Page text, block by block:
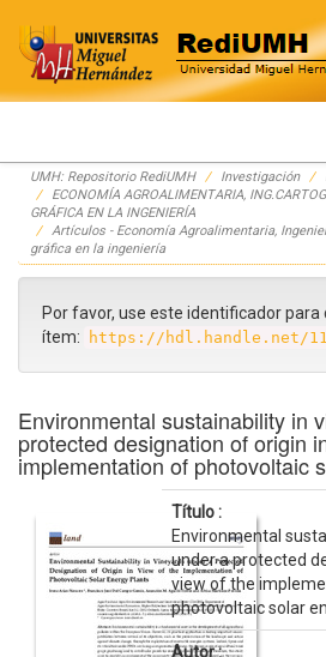
Skip
navigation
UMH: Repositorio RediUMH Investigación
ECONOMÍA AGROALIMENTARIA,
GRÁFICA EN LA INGENIERÍA
Artículos - Economía Agroalimentaria,
gráfica en la ingeniería
Por favor, use este identificador
ítem:
https://hdl.handle.net/
Environmental sustainability in
protected designation of origin
implementation of photovoltaic
Título :
Environmental
under a protected
view of the
photovoltaic solar
Autor :